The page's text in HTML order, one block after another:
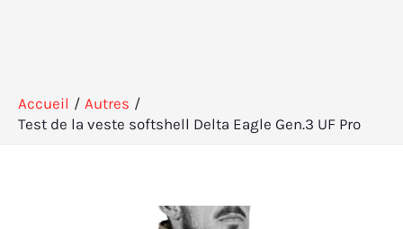
Accueil
Autres
Test de la veste softshell Delta Eagle Gen.3 UF Pro